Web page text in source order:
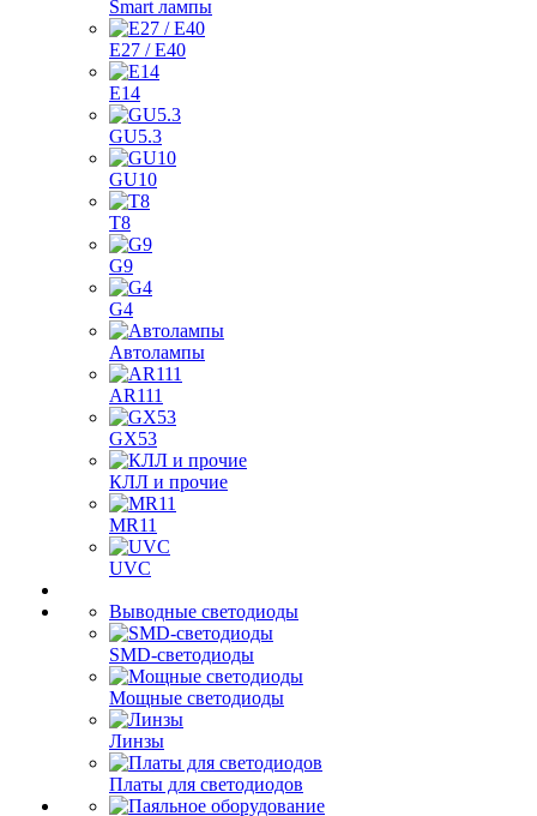
Smart лампы
E27 / E40
E14
GU5.3
GU10
T8
G9
G4
Автолампы
AR111
GX53
КЛЛ и прочие
MR11
UVC
Выводные светодиоды
SMD-светодиоды
Мощные светодиоды
Линзы
Платы для светодиодов